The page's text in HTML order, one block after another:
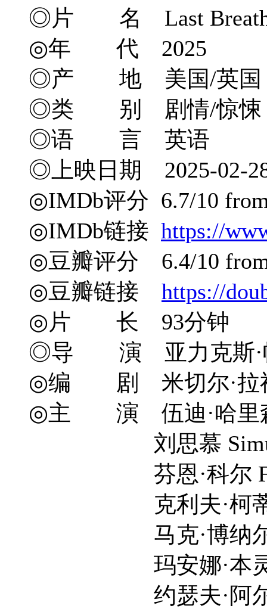
◎片 名 Last
◎年 代 2025
◎产 地 美国/英国
◎类 别 剧情/惊悚
◎语 言 英语
◎上映日期 2025-02-
◎IMDb评分 6.7/10 from
◎IMDb链接 https://
◎豆瓣评分 6.4/10 from
◎豆瓣链接 https://
◎片 长 93分钟
◎导 演 亚力克斯·帕
◎编 剧 米切尔·拉福纳
◎主 演 伍迪·哈里森
刘思慕 Simu
芬恩·科尔
克利夫·柯蒂斯
马克·博纳尔
玛安娜·本灵
约瑟夫·阿尔京